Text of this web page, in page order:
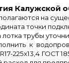
Калужской
на
точки
трубы
к
225х13,4 ГОСТ